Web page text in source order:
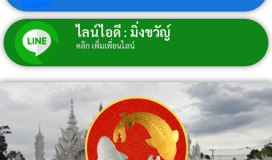
ไลน์ไอดี : มิ่งขวัญ์
คลิก เพิ่มเพื่อนไลน์